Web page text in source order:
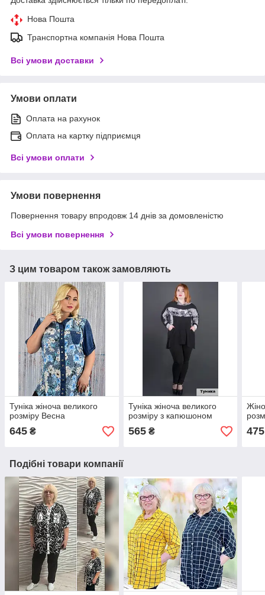
Нова Пошта
Транспортна компанія Нова Пошта
Всі умови доставки
Умови оплати
Оплата на рахунок
Оплата на картку підприємця
Всі умови оплати
Умови повернення
Повернення товару впродовж 14 днів за домовленістю
Всі умови повернення
З цим товаром також замовляють
Туніка жіноча великого
розміру Весна
645 ₴
Туніка жіноча великого
розміру з капюшоном
565₴ 475
Подібні товари компанії